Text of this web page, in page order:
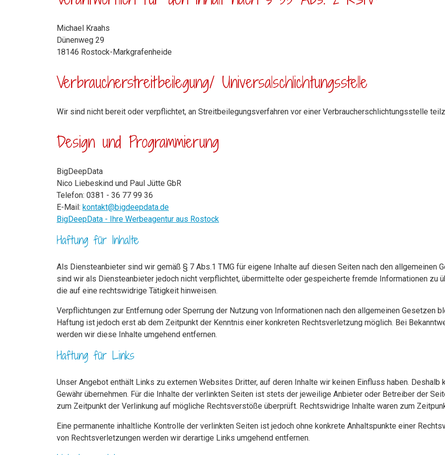
Michael Kraahs
Dünenweg 29
18146 Rostock-Markgrafenheide
Verbraucher­streit­beilegung/ Universal­schlichtungs­stelle
Wir sind nicht bereit oder verpflichtet, an Streitbeilegungsverfahren vor einer Verbraucherschlichtungsstelle
Design und Programmierung
BigDeepData
Nico Liebeskind und Paul Jütte GbR
Telefon: 0381 - 36 77 99 36
E-Mail: kontakt@bigdeepdata.de
BigDeepData - Ihre Werbeagentur aus Rostock
Haftung für Inhalte
Als Diensteanbieter sind wir gemäß § 7 Abs.1 TMG für eigene Inhalte auf diesen Seiten nach den allgemeinen
sind wir als Diensteanbieter jedoch nicht verpflichtet, übermittelte oder gespeicherte fremde Informationen zu
die auf eine rechtswidrige Tätigkeit hinweisen.
Verpflichtungen zur Entfernung oder Sperrung der Nutzung von Informationen nach den allgemeinen Gesetzen
Haftung ist jedoch erst ab dem Zeitpunkt der Kenntnis einer konkreten Rechtsverletzung möglich. Bei
werden wir diese Inhalte umgehend entfernen.
Haftung für Links
Unser Angebot enthält Links zu externen Websites Dritter, auf deren Inhalte wir keinen Einfluss haben.
Gewähr übernehmen. Für die Inhalte der verlinkten Seiten ist stets der jeweilige Anbieter oder Betreiber der
zum Zeitpunkt der Verlinkung auf mögliche Rechtsverstöße überprüft. Rechtswidrige Inhalte waren zum
Eine permanente inhaltliche Kontrolle der verlinkten Seiten ist jedoch ohne konkrete Anhaltspunkte einer
von Rechtsverletzungen werden wir derartige Links umgehend entfernen.